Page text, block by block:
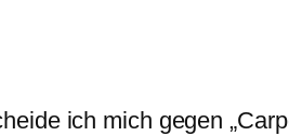
ich mich gegen